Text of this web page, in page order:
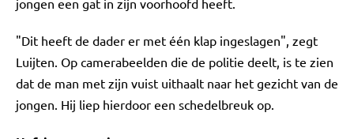
jongen een gat in zijn voorhoofd heeft.
"Dit heeft de dader er met één klap ingeslagen", zegt
Luijten. Op camerabeelden die de politie deelt, is te zien
dat de man met zijn vuist uithaalt naar het gezicht van de
jongen. Hij liep hierdoor een schedelbreuk op.